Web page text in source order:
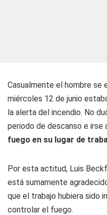
Casualmente el hombre se
miércoles 12 de junio
la alerta del incendio. No
periodo de descanso e irse
fuego en su lugar de
Por esta actitud, Luis
está sumamente
que el trabajo hubiera sido
controlar el fuego.